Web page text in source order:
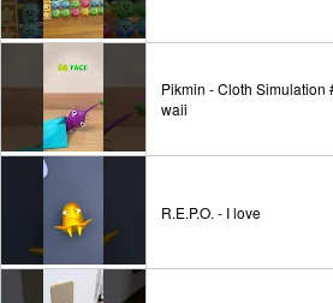
Pikmin - Cloth Simulation
waii
R.E.P.O. - I love